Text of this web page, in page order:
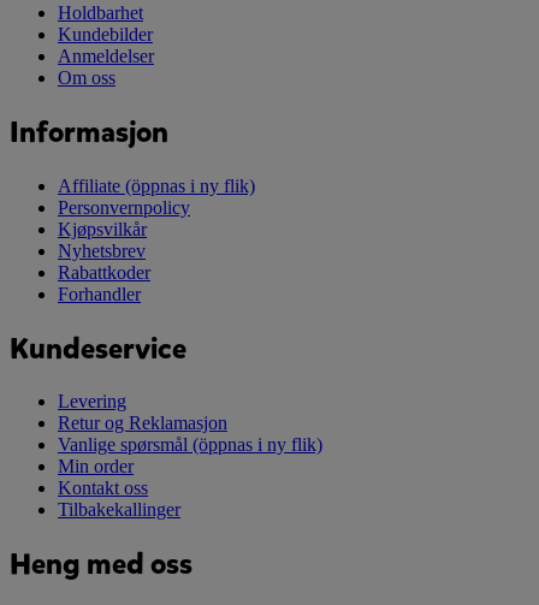
Holdbarhet
Kundebilder
Anmeldelser
Om oss
Informasjon
Affiliate (öppnas i ny flik)
Personvernpolicy
Kjøpsvilkår
Nyhetsbrev
Rabattkoder
Forhandler
Kundeservice
Levering
Retur og Reklamasjon
Vanlige spørsmål (öppnas i ny flik)
Min order
Kontakt oss
Tilbakekallinger
Heng med oss